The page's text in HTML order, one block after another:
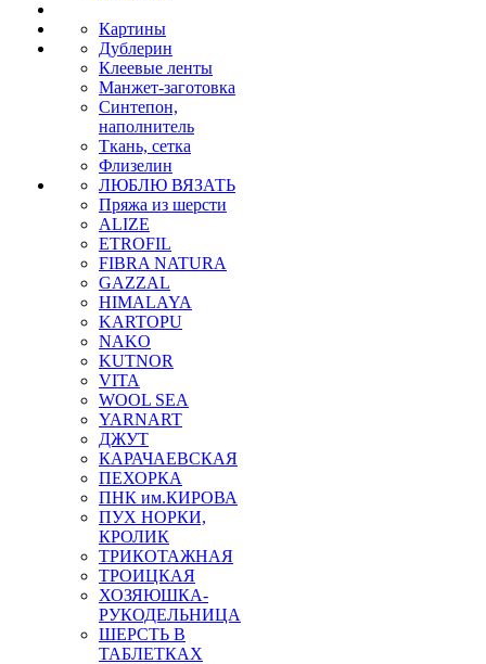
Картины
Дублерин
Клеевые ленты
Манжет-заготовка
Синтепон,
наполнитель
Ткань, сетка
Флизелин
ЛЮБЛЮ ВЯЗАТЬ
Пряжа из шерсти
ALIZE
ETROFIL
FIBRA NATURA
GAZZAL
HIMALAYA
KARTOPU
NAKO
KUTNOR
VITA
WOOL SEA
YARNART
ДЖУТ
КАРАЧАЕВСКАЯ
ПЕХОРКА
ПНК им.КИРОВА
ПУХ НОРКИ,
КРОЛИК
ТРИКОТАЖНАЯ
ТРОИЦКАЯ
ХОЗЯЮШКА-
РУКОДЕЛЬНИЦА
ШЕРСТЬ В
ТАБЛЕТКАХ